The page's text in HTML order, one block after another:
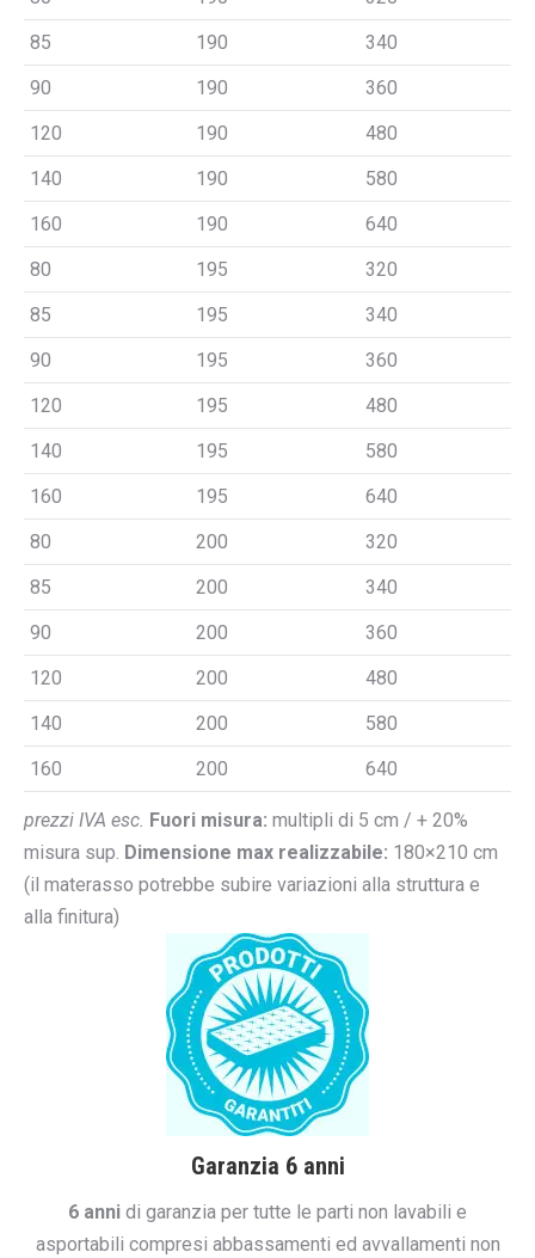
85
190
340
90
190
360
120
190
480
140
190
580
160
190
640
80
195
320
85
195
340
90
195
360
120
195
480
140
195
580
160
195
640
80
200
320
85
200
340
90
200
360
120
200
480
140
200
580
160
200 640
prezzi IVA esc. Fuori misura: multipli di 5 cm / + 20%
misura sup. Dimensione max realizzabile: 180×210 cm
(il materasso potrebbe subire variazioni alla struttura e
alla finitura)
Garanzia 6 anni
6 anni di garanzia per tutte le parti non lavabili e
asportabili compresi abbassamenti ed avvallamenti non